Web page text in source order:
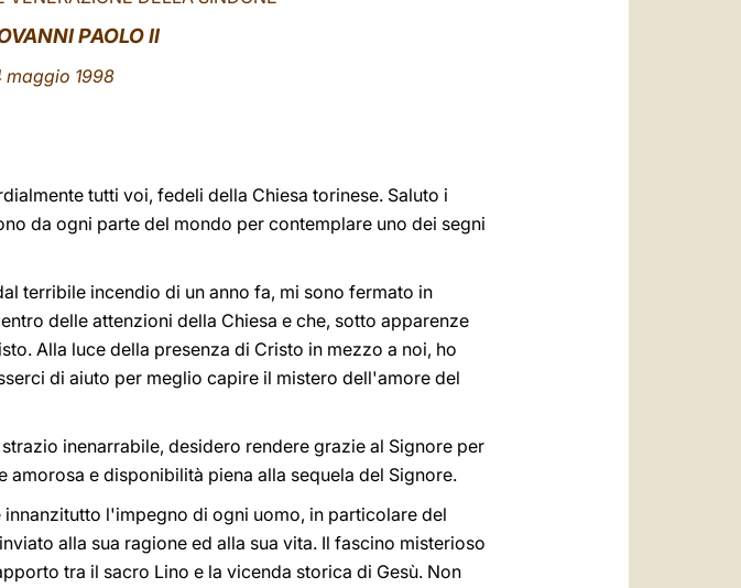
PAOLO II
maggio 1998
tutti voi, fedeli della Chiesa torinese. Saluto i
da ogni parte del mondo per contemplare uno dei segni
terribile incendio di un anno fa, mi sono fermato in
delle attenzioni della Chiesa e che, sotto apparenze
Alla luce della presenza di Cristo in mezzo a noi, ho
di aiuto per meglio capire il mistero dell'amore del
inenarrabile, desidero rendere grazie al Signore per
e disponibilità piena alla sequela del Signore.
l'impegno di ogni uomo, in particolare del
alla sua ragione ed alla sua vita. Il fascino misterioso
tra il sacro Lino e la vicenda storica di Gesù. Non